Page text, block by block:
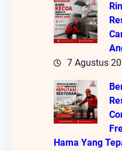
7 Agustus
Hama Yang